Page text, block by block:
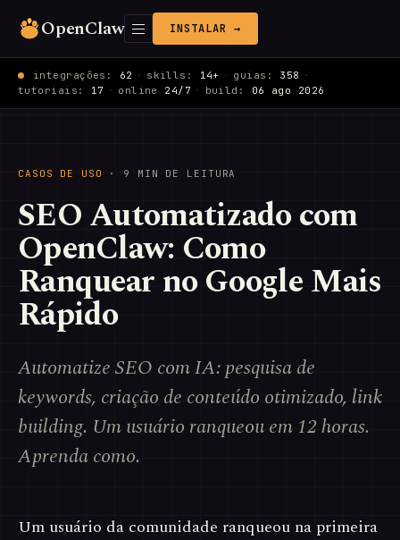
OpenClaw INSTALAR →
integrações: 62 · skills: 14+ · guias: 358 ·
tutoriais: 17 · online 24/7 · build: 06 ago 2026
CASOS DE USO · 9 MIN DE LEITURA
SEO Automatizado com
OpenClaw: Como
Ranquear no Google Mais
Rápido
Automatize SEO com IA: pesquisa de
keywords, criação de conteúdo otimizado, link
building. Um usuário ranqueou em 12 horas.
Aprenda como.
Um usuário da comunidade ranqueou na primeira